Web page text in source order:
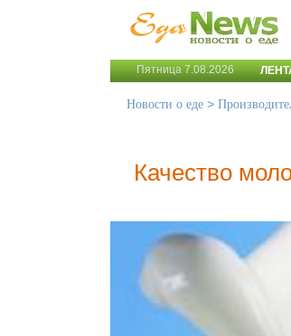
Пятница 7.08.2026
Новости о еде >
Качество